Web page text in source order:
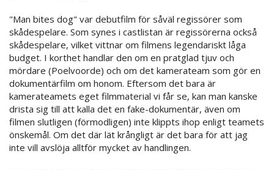
"Man bites dog" var debutfilm för såväl regissörer som
skådespelare. Som synes i castlistan är regissörerna också
skådespelare, vilket vittnar om filmens legendariskt låga
budget. I korthet handlar den om en pratglad tjuv och
mördare (Poelvoorde) och om det kamerateam som gör en
dokumentärfilm om honom. Eftersom det bara är
kamerateamets eget filmmaterial vi får se, kan man kanske
drista sig till att kalla det en fake-dokumentär, även om
filmen slutligen (förmodligen) inte klippts ihop enligt teamets
önskemål. Om det där lät krångligt är det bara för att jag
inte vill avslöja alltför mycket av handlingen.